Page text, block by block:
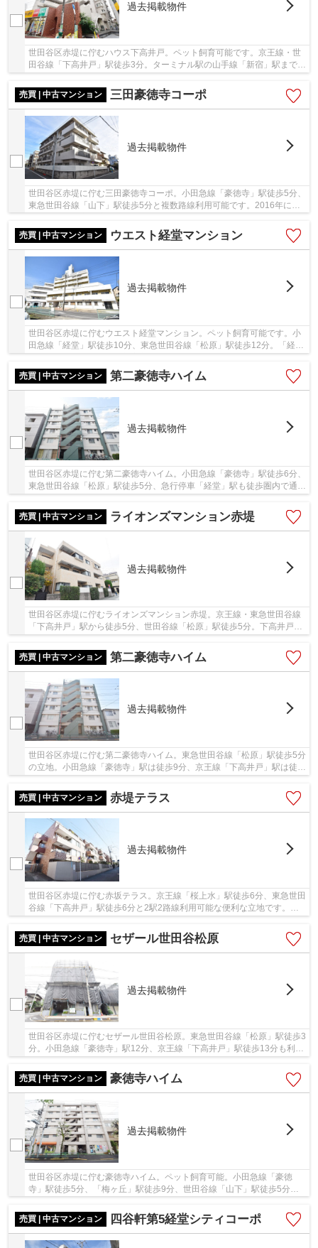
過去掲載物件
世田谷区赤堤に佇むハウス下高井戸。ペット飼育可能です。京王線・世
田谷線「下高井戸」駅徒歩3分。ターミナル駅の山手線「新宿」駅まで4
駅、乗車時間15分でアクセス可能な利便性と住...
売買 | 中古マンション
三田豪徳寺コーポ
過去掲載物件
世田谷区赤堤に佇む三田豪徳寺コーポ。小田急線「豪徳寺」駅徒歩5分、
東急世田谷線「山下」駅徒歩5分と複数路線利用可能です。2016年に大
売買 | 中古マンション
ウエスト経堂マンション
過去掲載物件
世田谷区赤堤に佇むウエスト経堂マンション。ペット飼育可能です。小
田急線「経堂」駅徒歩10分、東急世田谷線「松原」駅徒歩12分。「経
売買 | 中古マンション
第二豪徳寺ハイム
過去掲載物件
世田谷区赤堤に佇む第二豪徳寺ハイム。小田急線「豪徳寺」駅徒歩6分、
東急世田谷線「松原」駅徒歩5分、急行停車「経堂」駅も徒歩圏内で通勤
売買 | 中古マンション
ライオンズマンション赤堤
過去掲載物件
世田谷区赤堤に佇むライオンズマンション赤堤。京王線・東急世田谷線
「下高井戸」駅から徒歩5分、世田谷線「松原」駅徒歩5分。下高井戸駅
売買 | 中古マンション
第二豪徳寺ハイム
過去掲載物件
世田谷区赤堤に佇む第二豪徳寺ハイム。東急世田谷線「松原」駅徒歩5分
の立地。小田急線「豪徳寺」駅は徒歩9分、京王線「下高井戸」駅は徒歩
売買 | 中古マンション
赤堤テラス
過去掲載物件
世田谷区赤堤に佇む赤坂テラス。京王線「桜上水」駅徒歩6分、東急世田
谷線「下高井戸」駅徒歩6分と2駅2路線利用可能な便利な立地です。広
い敷地にゆったりと建てられた建物は、緑が溢...
売買 | 中古マンション
セザール世田谷松原
過去掲載物件
世田谷区赤堤に佇むセザール世田谷松原。東急世田谷線「松原」駅徒歩3
分。小田急線「豪徳寺」駅12分、京王線「下高井戸」駅徒歩13分も利用
可能。1997年8月、鉄筋コンクリート造地下1階...
売買 | 中古マンション
豪徳寺ハイム
過去掲載物件
世田谷区赤堤に佇む豪徳寺ハイム。ペット飼育可能。小田急線「豪徳
寺」駅徒歩5分、「梅ヶ丘」駅徒歩9分、世田谷線「山下」駅徒歩5分。
売買 | 中古マンション
四谷軒第5経堂シティコーポ